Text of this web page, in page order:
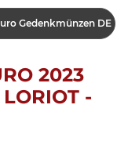
Gedenkmünzen DE
2023
-